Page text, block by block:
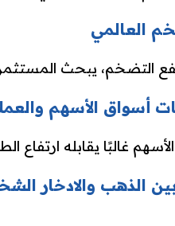
العالمي
التضخم، يبحث
أسواق الأسهم
غالبًا يقابله
بين الذهب والادخار